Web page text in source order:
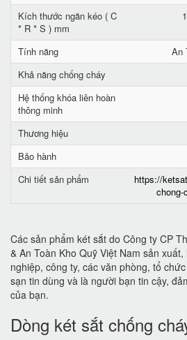
Kích thước ngăn kéo ( C
* R * S ) mm
Tính năng
An
Khả năng chống cháy
Hệ thống khóa liên hoàn
thông minh
Thương hiệu
Bảo hành
Chi tiết sản phẩm
https://
chong-
Các sản phẩm két sắt do Công ty CP
& An Toàn Kho Quỹ Việt Nam sản
nghiệp, công ty, các văn phòng, tổ
sạn tin dùng và là người bạn tin cậy,
của bạn.
Dòng két sắt chống